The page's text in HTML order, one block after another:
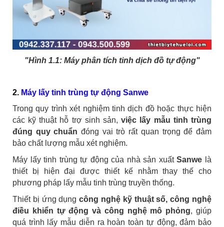
"Hình 1.1: Máy phân tích tinh dịch đồ tự động"
2. Máy lấy tinh trùng tự động Sanwe
Trong quy trình xét nghiệm tinh dịch đồ hoặc thực hiện
các kỹ thuật hỗ trợ sinh sản, việc lấy mẫu tinh trùng
đúng quy chuẩn đóng vai trò rất quan trọng để đảm
bảo chất lượng mẫu xét nghiệm.
Máy lấy tinh trùng tự động của nhà sản xuất Sanwe là
thiết bị hiện đại được thiết kế nhằm thay thế cho
phương pháp lấy mẫu tinh trùng truyền thống.
Thiết bị ứng dụng công nghệ kỹ thuật số, công nghệ
điều khiển tự động và công nghệ mô phỏng, giúp
quá trình lấy mẫu diễn ra hoàn toàn tự động, đảm bảo